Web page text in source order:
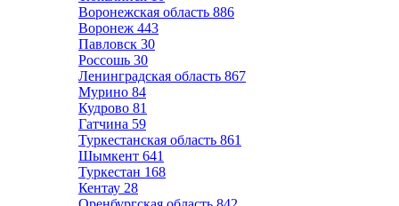
Воронежская область 886
Воронеж 443
Павловск 30
Россошь 30
Ленинградская область 867
Мурино 84
Кудрово 81
Гатчина 59
Туркестанская область 861
Шымкент 641
Туркестан 168
Кентау 28